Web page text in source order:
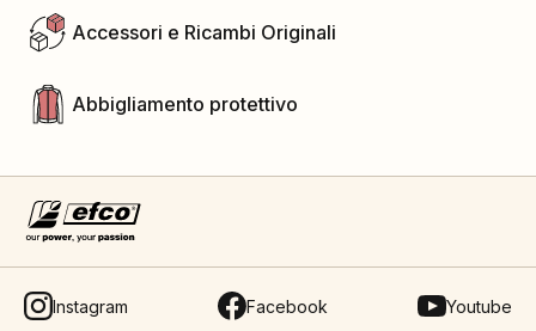
Accessori e Ricambi Originali
Abbigliamento protettivo
Instagram Facebook Youtube